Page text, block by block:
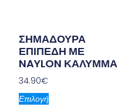
ΣΗΜΑΔΟΥΡΑ
ΕΠΙΠΕΔΗ ΜΕ
NAYLON ΚΑΛΥΜΜΑ
34.90€
Επιλογή